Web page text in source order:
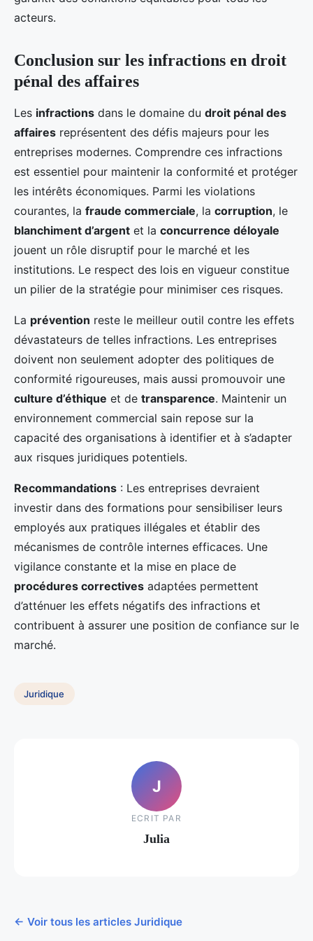
acteurs.
Conclusion sur les infractions en droit
pénal des affaires
Les infractions dans le domaine du droit pénal des
affaires représentent des défis majeurs pour les
entreprises modernes. Comprendre ces infractions
est essentiel pour maintenir la conformité et protéger
les intérêts économiques. Parmi les violations
courantes, la fraude commerciale, la corruption, le
blanchiment d’argent et la concurrence déloyale
jouent un rôle disruptif pour le marché et les
institutions. Le respect des lois en vigueur constitue
un pilier de la stratégie pour minimiser ces risques.
La prévention reste le meilleur outil contre les effets
dévastateurs de telles infractions. Les entreprises
doivent non seulement adopter des politiques de
conformité rigoureuses, mais aussi promouvoir une
culture d’éthique et de transparence. Maintenir un
environnement commercial sain repose sur la
capacité des organisations à identifier et à s’adapter
aux risques juridiques potentiels.
Recommandations : Les entreprises devraient
investir dans des formations pour sensibiliser leurs
employés aux pratiques illégales et établir des
mécanismes de contrôle internes efficaces. Une
vigilance constante et la mise en place de
procédures correctives adaptées permettent
d’atténuer les effets négatifs des infractions et
contribuent à assurer une position de confiance sur le
marché.
Juridique
J
ECRIT PAR
Julia
← Voir tous les articles Juridique